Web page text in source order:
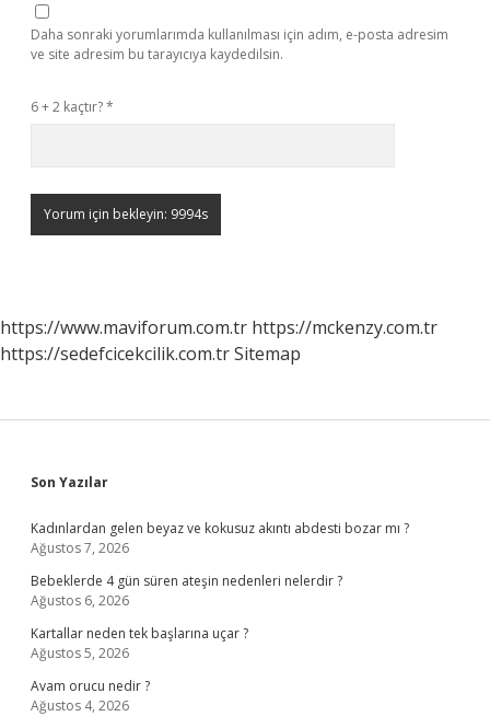
Daha sonraki yorumlarımda kullanılması için adım, e-posta adresim
ve site adresim bu tarayıcıya kaydedilsin.
6 + 2 kaçtır?*
https://www.maviforum.com.tr https://mckenzy.com.tr
https://sedefcicekcilik.com.trSitemap
Sidebar
Son Yazılar
Kadınlardan gelen beyaz ve kokusuz akıntı abdesti bozar mı ?
Ağustos 7, 2026
Bebeklerde 4 gün süren ateşin nedenleri nelerdir ?
Ağustos 6, 2026
Kartallar neden tek başlarına uçar ?
Ağustos 5, 2026
Avam orucu nedir ?
Ağustos 4, 2026